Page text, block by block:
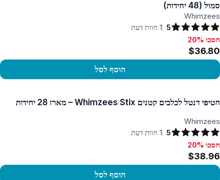
סמול (48 יחידות)
Whimzees
5
1 חוות דעת
חסכו 20%, $36.80
חסכו 20%
$36.80
הוסף לסל
חטיפי דנטל לכלבים קטנים Whimzees Stix – מארז 28 יחידות
Whimzees
5
1 חוות דעת
חסכו 20%, $38.96
חסכו 20%
$38.96
הוסף לסל